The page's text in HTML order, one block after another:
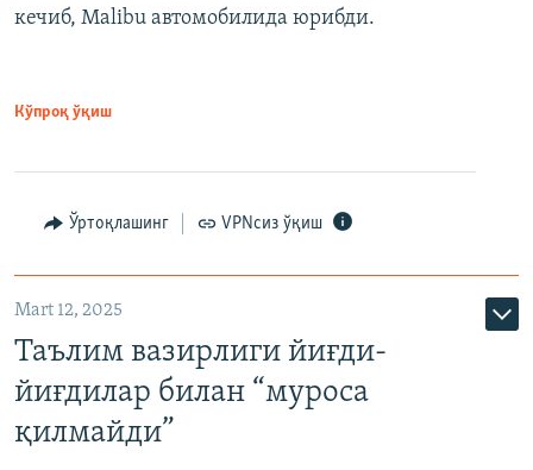
кечиб, Malibu автомобилида юрибди.
Кўпроқ ўқиш
Ўртоқлашинг VPNсиз ўқиш
Mart 12, 2025
Таълим вазирлиги йиғди-
йиғдилар билан “муроса
қилмайди”